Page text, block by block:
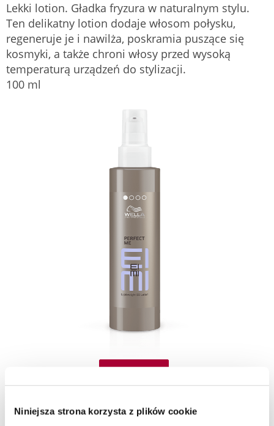
Niniejsza strona korzysta z plików cookie
Lekki lotion. Gładka fryzura w naturalnym stylu.
Ten delikatny lotion dodaje włosom połysku,
regeneruje je i nawilża, poskramia puszące się
kosmyki, a także chroni włosy przed wysoką
temperaturą urządzeń do stylizacji.
100 ml